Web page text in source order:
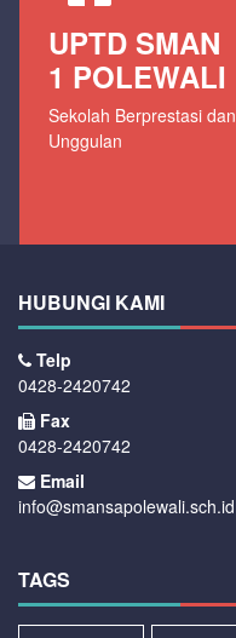
UPTD SMAN
1 POLEWALI
Sekolah Berprestasi dan
Unggulan
HUBUNGI KAMI
Telp
0428-2420742
Fax
0428-2420742
Email
info@smansapolewali.sch.id
TAGS